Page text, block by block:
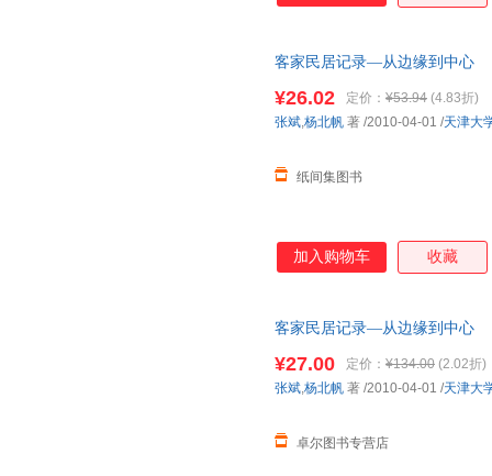
客家民居记录—从边缘到中心
¥26.02 定价： ¥53.94 (4.83折)
纸间集图书
张斌,杨北帆 著 /2010-04-01 /天津大
加入购物车 收藏
客家民居记录—从边缘到中心
¥27.00 定价： ¥134.00 (2.02折)
卓尔图书专营店
张斌,杨北帆 著 /2010-04-01 /天津大